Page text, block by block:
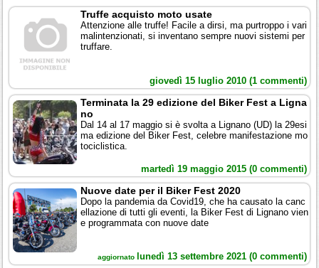
Truffe acquisto moto usate
Attenzione alle truffe! Facile a dirsi, ma purtroppo i vari
malintenzionati, si inventano sempre nuovi sistemi per
truffare.
giovedì 15 luglio 2010 (1 commenti)
Terminata la 29 edizione del Biker Fest a Ligna
no
Dal 14 al 17 maggio si è svolta a Lignano (UD) la 29esi
ma edizione del Biker Fest, celebre manifestazione mo
tociclistica.
martedì 19 maggio 2015 (0 commenti)
Nuove date per il Biker Fest 2020
Dopo la pandemia da Covid19, che ha causato la canc
ellazione di tutti gli eventi, la Biker Fest di Lignano vien
e programmata con nuove date
aggiornato lunedì 13 settembre 2021 (0 commenti)